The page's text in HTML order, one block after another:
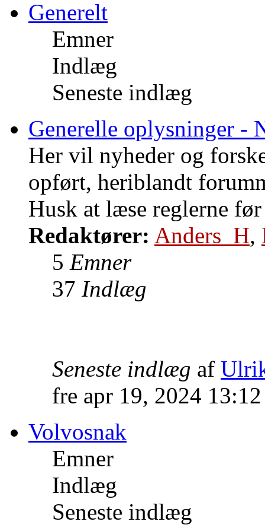
Generelt
Emner
Indlæg
Seneste indlæg
Generelle oplysninger -
Her vil nyheder og
opført, heriblandt
Husk at læse reglerne
Redaktører: Anders_H,
5 Emner
37 Indlæg
Seneste indlæg af
fre apr 19, 2024
Volvosnak
Emner
Indlæg
Seneste indlæg